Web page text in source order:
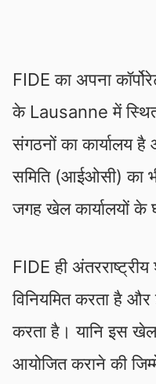
FIDE का अपना
के Lausanne में
संगठनों का कार्यालय है
समिति (आईओसी) का
जगह खेल कार्यालयों के
FIDE ही
विनियमित करता है
करता है। यानि इस खेल
आयोजित कराने की